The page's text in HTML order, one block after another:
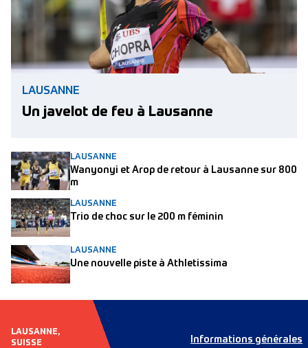
LAUSANNE
Un javelot de feu à Lausanne
LAUSANNE
Wanyonyi et Arop de retour à Lausanne sur 800
m
LAUSANNE
Trio de choc sur le 200 m féminin
LAUSANNE
Une nouvelle piste à Athletissima
LAUSANNE,
SUISSE
Informations générales